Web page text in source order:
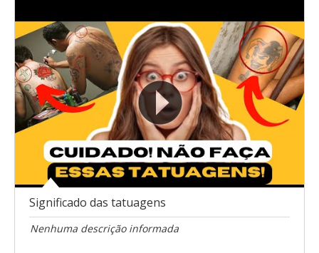
Significado das tatuagens
Nenhuma descrição informada